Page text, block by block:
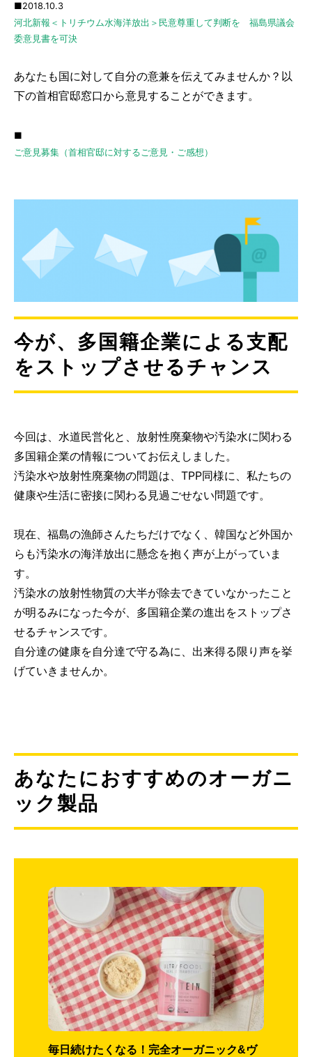
■2018.10.3
河北新報＜トリチウム水海洋放出＞民意尊重して判断を 福島県議会
委意見書を可決
あなたも国に対して自分の意兼を伝えてみませんか？以
下の首相官邸窓口から意見することができます。
■
ご意見募集（首相官邸に対するご意見・ご感想）
今が、多国籍企業による支配
をストップさせるチャンス
今回は、水道民営化と、放射性廃棄物や汚染水に関わる
多国籍企業の情報についてお伝えしました。
汚染水や放射性廃棄物の問題は、TPP同様に、私たちの
健康や生活に密接に関わる見過ごせない問題です。
現在、福島の漁師さんたちだけでなく、韓国など外国か
らも汚染水の海洋放出に懸念を抱く声が上がっていま
す。
汚染水の放射性物質の大半が除去できていなかったこと
が明るみになった今が、多国籍企業の進出をストップさ
せるチャンスです。
自分達の健康を自分達で守る為に、出来得る限り声を挙
げていきませんか。
あなたにおすすめのオーガニ
ック製品
毎日続けたくなる！完全オーガニック&ヴ